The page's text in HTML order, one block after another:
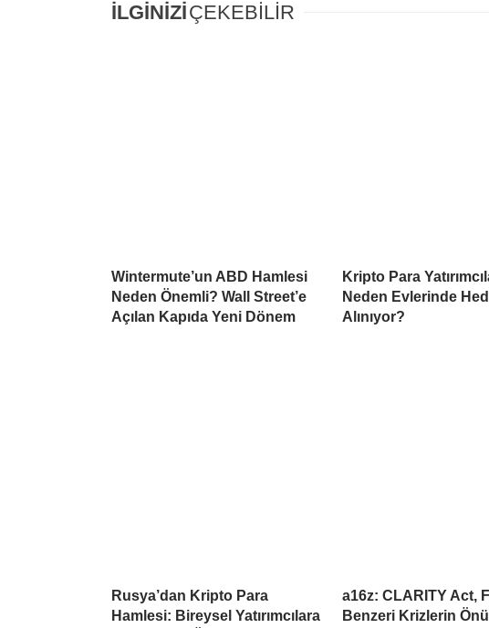
İLGİNİZİÇEKEBİLİR
Wintermute’un ABD Hamlesi
Neden Önemli? Wall Street’e
Açılan Kapıda Yeni Dönem
Kripto Para
Neden Evlerinde
Alınıyor?
Rusya’dan Kripto Para
Hamlesi: Bireysel Yatırımcılara
a16z: CLARITY Act,
Benzeri Krizlerin